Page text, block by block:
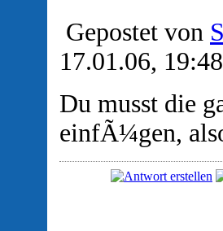
Gepostet von
17.01.06, 19:48
Du musst die
einfÃ¼gen,